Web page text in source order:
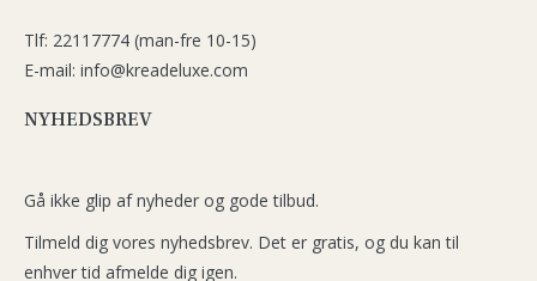
Tlf: 22117774 (man-fre 10-15)
E-mail: info@kreadeluxe.com
NYHEDSBREV
Gå ikke glip af nyheder og gode tilbud.
Tilmeld dig vores nyhedsbrev. Det er gratis, og du kan til
enhver tid afmelde dig igen.